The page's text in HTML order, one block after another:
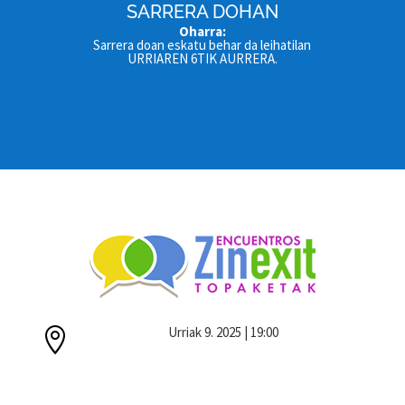
SARRERA DOHAN
Oharra:
Sarrera doan eskatu behar da leihatilan
URRIAREN 6TIK AURRERA.
 Urriak 9. 2025 | 19:00